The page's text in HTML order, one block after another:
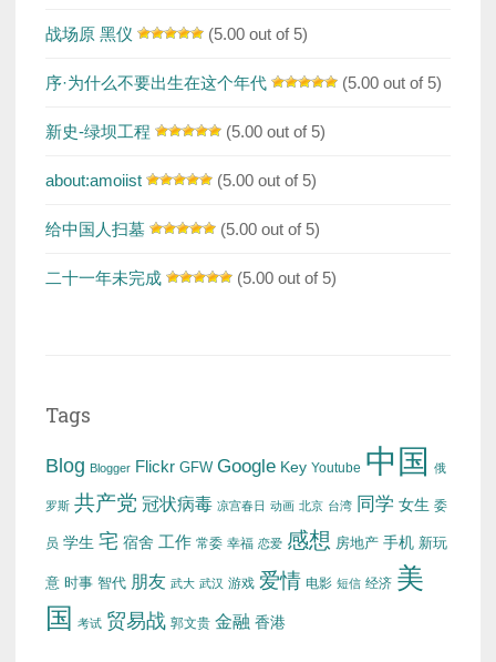
战场原 黑仪 (5.00 out of 5)
序·为什么不要出生在这个年代 (5.00 out of 5)
新史-绿坝工程 (5.00 out of 5)
about:amoiist (5.00 out of 5)
给中国人扫墓 (5.00 out of 5)
二十一年未完成 (5.00 out of 5)
Tags
Blog Blogger Flickr GFW Google Key Youtube 中国 俄
罗斯 共产党 冠状病毒 凉宫春日 动画 北京 台湾 同学 女生 委
员 学生 宅 宿舍 工作 常委 幸福 恋爱 感想 房地产 手机 新玩
意 时事 智代 朋友 武大 武汉 游戏 爱情 电影 短信 经济 美
国
考试 贸易战 郭文贵 金融 香港